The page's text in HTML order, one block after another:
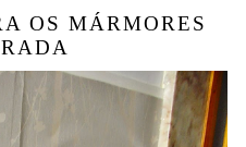
OS MÁRMORES